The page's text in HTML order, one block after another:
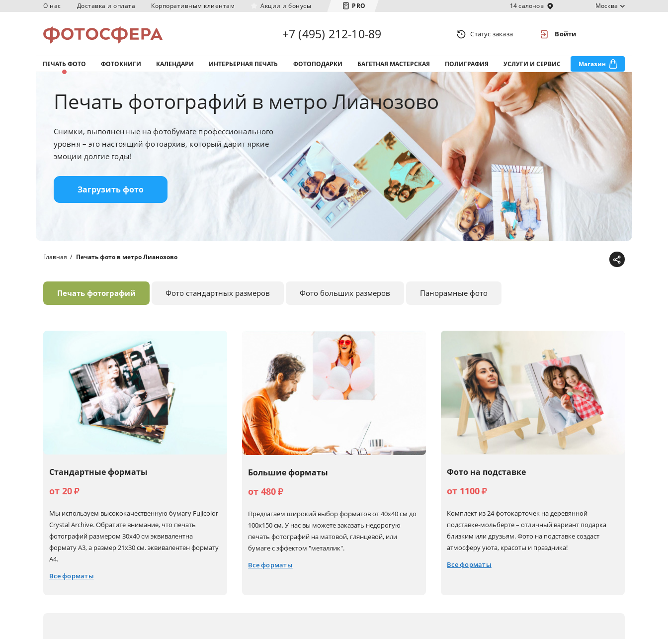
О нас Доставка и оплата Корпоративным клиентам Акции и бонусы PRO 14 салонов Москва
Загрузка городов...
+7 (495) 212-10-89 Статус заказа Войти
ПЕЧАТЬ ФОТО ФОТОКНИГИ КАЛЕНДАРИ ИНТЕРЬЕРНАЯ ПЕЧАТЬ ФОТОПОДАРКИ БАГЕТНАЯ МАСТЕРСКАЯ ПОЛИГРАФИЯ УСЛУГИ И СЕРВИС Магазин
Печать фотографий в метро Лианозово
Снимки, выполненные на фотобумаге профессионального
уровня – это настоящий фотоархив, который дарит яркие
эмоции долгие годы!
Загрузить фото
Главная Печать фото в метро Лианозово
Печать фотографий Фото стандартных размеров Фото больших размеров Панорамные фото
Стандартные форматы
от 20₽
Мы используем высококачественную бумагу Fujicolor
Crystal Archive. Обратите внимание, что печать
фотографий размером 30х40 см эквивалентна
формату А3, а размер 21х30 см. эквивалентен формату
А4.
Все форматы
Большие форматы
от 480₽
Предлагаем широкий выбор форматов от 40х40 см до
100х150 см. У нас вы можете заказать недорогую
печать фотографий на матовой, глянцевой, или
бумаге с эффектом "металлик".
Все форматы
Фото на подставке
от 1100₽
Комплект из 24 фотокарточек на деревянной
подставке-мольберте – отличный вариант подарка
близким или друзьям. Фото на подставке создаст
атмосферу уюта, красоты и праздника!
Все форматы